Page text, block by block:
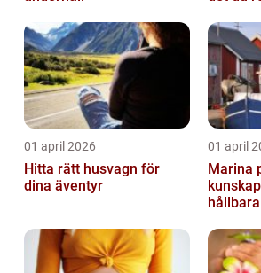
01 april 2026
Hitta rätt husvagn för
dina äventyr
01 april
Marina